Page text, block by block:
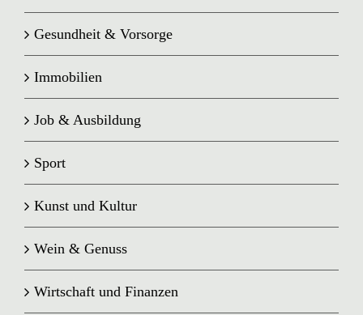
Gesundheit & Vorsorge
Immobilien
Job & Ausbildung
Sport
Kunst und Kultur
Wein & Genuss
Wirtschaft und Finanzen